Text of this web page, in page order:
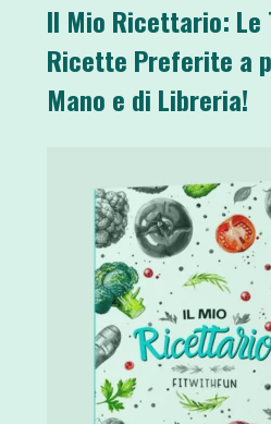
Il Mio Ricettario: Le
Ricette Preferite a
Mano e di Libreria!